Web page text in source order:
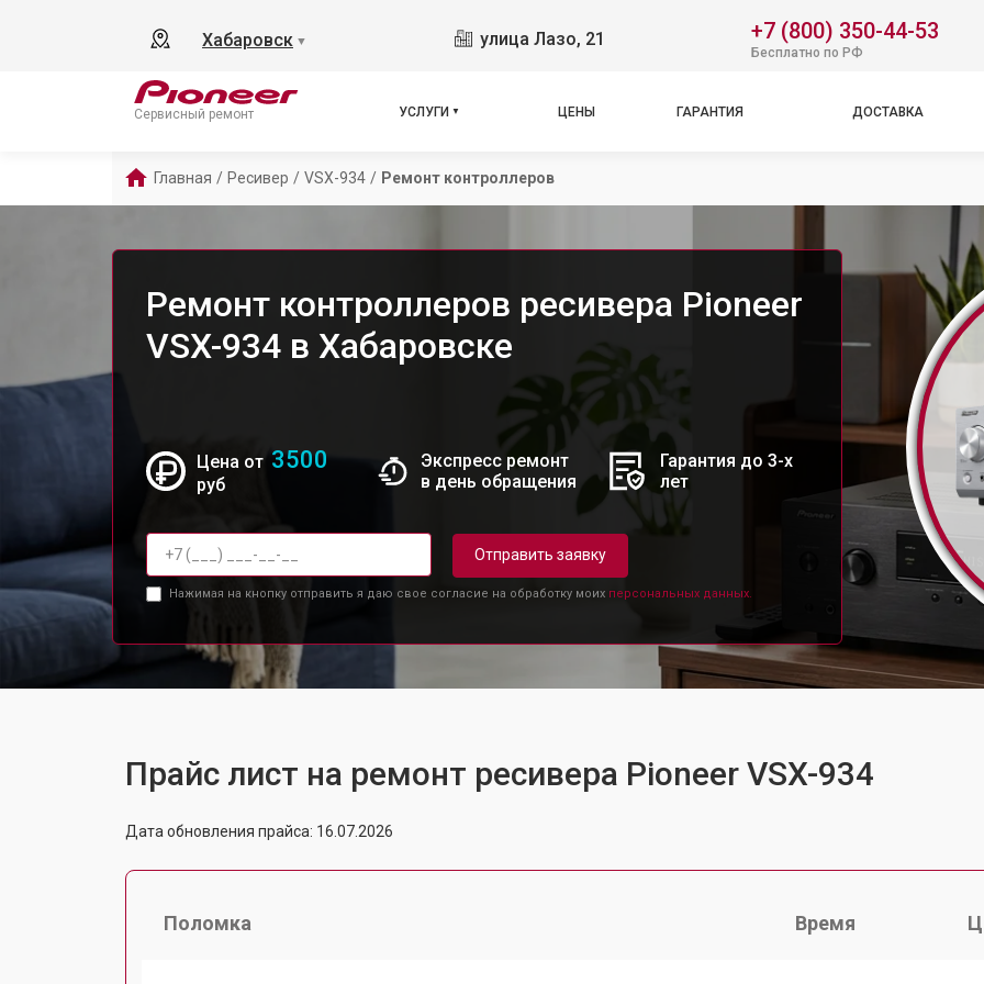
Хабаровск ▼ улица Лазо, 21 +7 (800) 350-44-53
Бесплатно по РФ
Сервисный ремонт УСЛУГИ ЦЕНЫ ГАРАНТИЯ ДОСТАВКА
Главная / Ресивер / VSX-934 / Ремонт контроллеров
Ремонт контроллеров ресивера Pioneer
VSX-934 в Хабаровске
Цена от 3500
руб
Экспресс ремонт
в день обращения
Гарантия до 3-х
лет
Отправить заявку
Нажимая на кнопку отправить я даю свое согласие на обработку моих персональных данных.
Прайс лист на ремонт ресивера Pioneer VSX-934
Дата обновления прайса: 16.07.2026
Поломка Время